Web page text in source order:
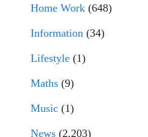
Home Work (648)
Information (34)
Lifestyle (1)
Maths (9)
Music (1)
News (2,203)